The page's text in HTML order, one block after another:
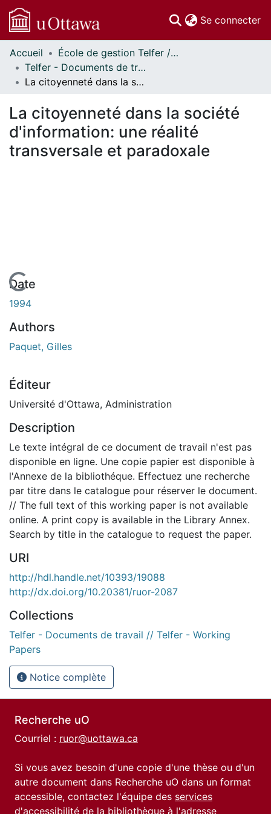
Se connecter
Communautés
et collections
Parcourir
À propos
Accueil
École de gestion Telfer // Telfer School of Management
Telfer - Documents de travail // Telfer - Working Papers
La citoyenneté dans la société d'information: une réalité transversale et paradoxale
La citoyenneté dans la société
d'information: une réalité
transversale et paradoxale
En cours de chargement...
Date
1994
Authors
Paquet, Gilles
Éditeur
Université d'Ottawa, Administration
Description
Le texte intégral de ce document de travail n'est pas
disponible en ligne. Une copie papier est disponible à
l'Annexe de la bibliothéque. Effectuez une recherche
par titre dans le catalogue pour réserver le document.
// The full text of this working paper is not available
online. A print copy is available in the Library Annex.
Search by title in the catalogue to request the paper.
URI
http://hdl.handle.net/10393/19088
http://dx.doi.org/10.20381/ruor-2087
Collections
Telfer - Documents de travail // Telfer - Working
Papers
Notice complète
Recherche uO
Courriel : ruor@uottawa.ca
Si vous avez besoin d'une copie d'une thèse ou d'un
autre document dans Recherche uO dans un format
accessible, contactez l'équipe des services
d'accessibilité de la bibliothèque à l'adresse